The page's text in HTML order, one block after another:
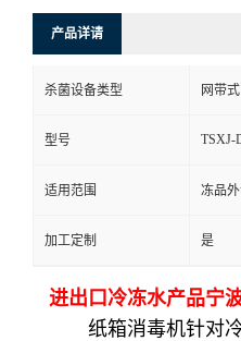
产品详请
杀菌设备类型 网带式
型号 TSXJ-
适用范围 冻品
加工定制 是
进出口冷冻水产品宁
纸箱消毒机针对冷